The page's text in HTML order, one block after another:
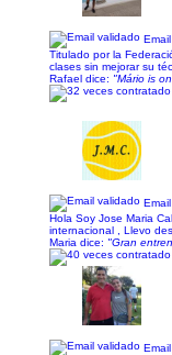
Titulado por la
clases sin mejorar su
Rafael dice: "Mário is
Hola Soy Jose Maria
internacional , Llevo
Maria dice: "Gran